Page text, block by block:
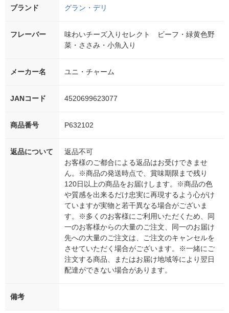
ブランド グラン・デリ
フレーバー
味わいチーズ入りセレクト ビーフ・緑黄色野
菜・ささみ・小魚入り
メーカー名 ユニ・チャーム
JANコード 4520699623077
商品番号 P632102
返品について
返品不可
お客様のご都合による返品はお受けできませ
ん。※商品の発送時点で、賞味期限まで残り
120日以上の商品をお届けします。※商品の色
や質感を出来るだけ忠実に再現するよう心がけ
ていますが実物と若干異なる場合がございま
す。※多くのお客様にご利用いただくため、同
一のお客様からの大量のご注文、同一のお届け
先への大量のご注文は、ご注文のキャンセルを
させていただく場合がございます。※一緒にご
注文する商品、またはお届け地域等により翌日
配達ができない場合があります。
備考